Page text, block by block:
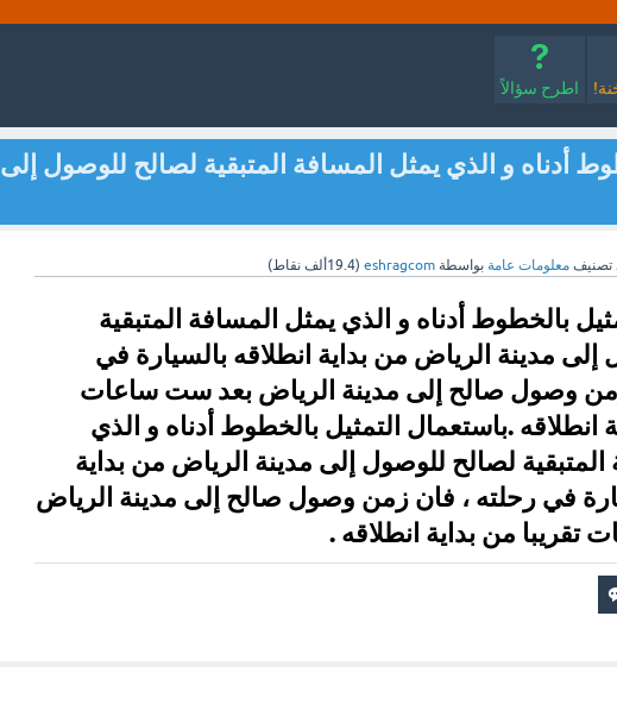
اطرح سؤالاً
أدناه و الذي يمثل المسافة المتبقية لصالح للوصول إلى
تصنيف معلومات عامة بواسطة eshragcom
(19.4ألف نقاط)
بالخطوط أدناه و الذي يمثل المسافة المتبقية
مدينة الرياض من بداية انطلاقه بالسيارة في
وصول صالح إلى مدينة الرياض بعد ست ساعات
انطلاقه .باستعمال التمثيل بالخطوط أدناه و الذي
لصالح للوصول إلى مدينة الرياض من بداية
في رحلته ، فان زمن وصول صالح إلى مدينة الرياض
من بداية انطلاقه .